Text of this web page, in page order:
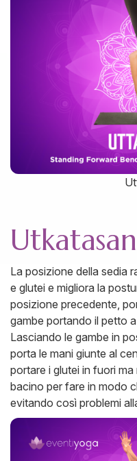
La posizione della sedia
e glutei e migliora la
posizione precedente,
gambe portando il petto
Lasciando le gambe in
porta le mani giunte al
portare i glutei in fuori
bacino per fare in modo
evitando così problemi